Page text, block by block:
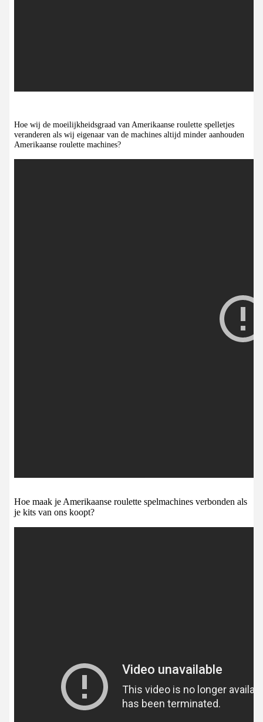
Hoe wij de moeilijkheidsgraad van Amerikaanse roulette spelletjes
veranderen als wij eigenaar van de machines altijd minder aanhouden
Amerikaanse roulette machines?
Hoe maak je Amerikaanse roulette spelmachines verbonden als
je kits van ons koopt?